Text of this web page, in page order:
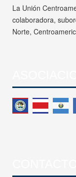
La Unión
colaboradora,
Norte,